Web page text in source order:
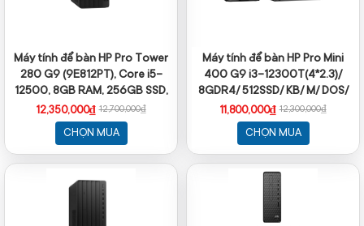
Máy tính để bàn HP Pro Tower
280 G9 (9E812PT), Core i5-
12500, 8GB RAM, 256GB SSD,
Intel Graphics, Wlan ac+BT,
USB Keyboard & Mouse, Win11
Home 64, 1Y WTY
12,350,000₫ 12,700,000₫
CHỌN MUA
Máy tính để bàn HP Pro Mini
400 G9 i3-12300T(4*2.3)/
8GDR4/ 512SSD/ KB/ M/ DOS/
3Y/ ĐEN
11,800,000₫ 12,300,000₫
CHỌN MUA